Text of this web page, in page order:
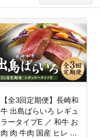
【全3回定期便】長崎和
牛 出島ばらいろ レギュ
ラータイプE ／ 和牛 お
肉 肉 牛肉 国産 ヒレ サ